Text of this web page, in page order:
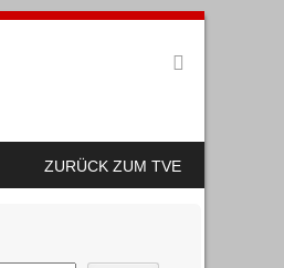
ZURÜCK ZUM TVE